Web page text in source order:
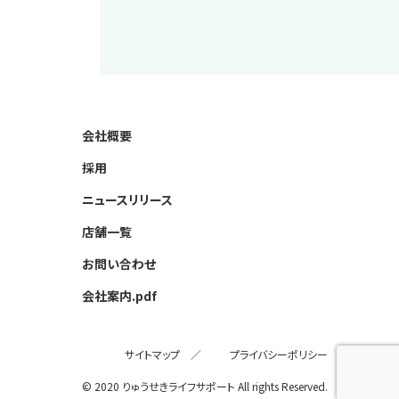
会社概要
採用
ニュースリリース
店舗一覧
お問い合わせ
会社案内.pdf
サイトマップ ／ プライバシーポリシー
© 2020 りゅうせきライフサポート All rights Reserved.